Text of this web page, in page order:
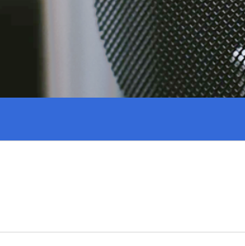
교육시설 및 장비안내
공지사항
Q＆A